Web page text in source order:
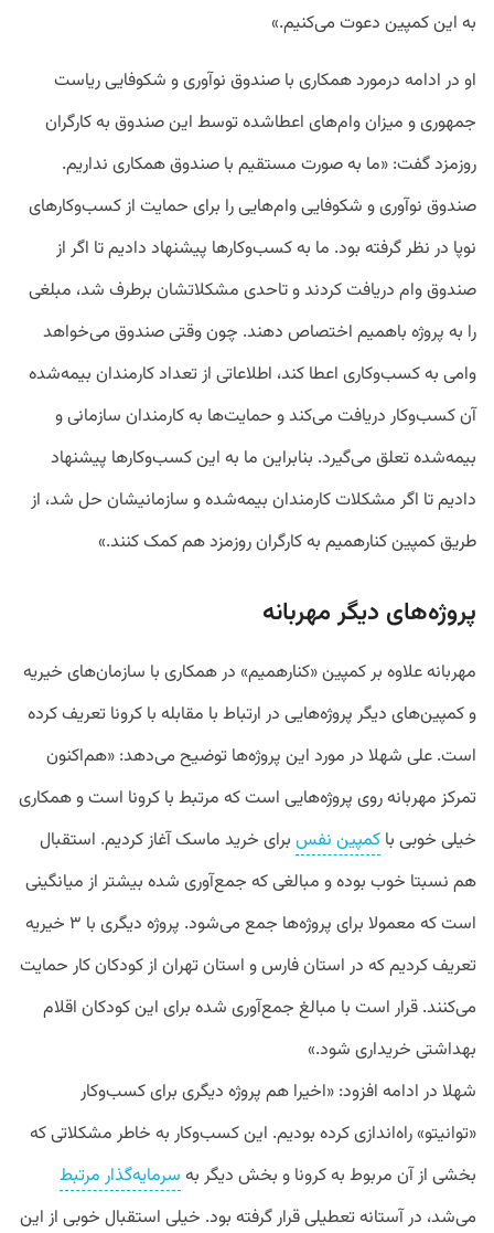
به این کمپین دعوت می‌کنیم.»
او در ادامه درمورد همکاری با صندوق نوآوری و شکوفایی ریاست
جمهوری و میزان وام‌های اعطاشده توسط این صندوق به کارگران
روزمزد گفت: «ما به صورت مستقیم با صندوق همکاری نداریم.
صندوق نوآوری و شکوفایی وام‌هایی را برای حمایت از کسب‌وکارهای
نوپا در نظر گرفته بود. ما به کسب‌وکارها پیشنهاد دادیم تا اگر از
صندوق وام دریافت کردند و تاحدی مشکلاتشان برطرف شد، مبلغی
را به پروژه باهمیم اختصاص دهند. چون وقتی صندوق می‌خواهد
وامی به کسب‌وکاری اعطا کند، اطلاعاتی از تعداد کارمندان بیمه‌شده
آن کسب‌وکار دریافت می‌کند و حمایت‌ها به کارمندان سازمانی و
بیمه‌شده تعلق می‌گیرد. بنابراین ما به این کسب‌وکارها پیشنهاد
دادیم تا اگر مشکلات کارمندان بیمه‌شده‌ و سازمانیشان حل شد، از
طریق کمپین کنارهمیم به کارگران روزمزد هم کمک کنند.»
پروژه‌های دیگر مهربانه
مهربانه علاوه بر کمپین «کنارهمیم» در همکاری با سازمان‌های خیریه
و کمپین‌های دیگر پروژه‌هایی در ارتباط با مقابله با کرونا تعریف کرده
است. علی شهلا در مورد این پروژه‌ها توضیح می‌دهد: «هم‌اکنون
تمرکز مهربانه روی پروژه‌هایی است که مرتبط با کرونا است و همکاری
خیلی خوبی با کمپین نفس برای خرید ماسک آغاز کردیم. استقبال
هم نسبتا خوب بوده و مبالغی که جمع‌آوری شده بیشتر از میانگینی
است که معمولا برای پروژه‌ها جمع می‌شود. پروژه دیگری با ۳ خیریه
تعریف کردیم که در استان فارس و استان تهران از کودکان کار حمایت
می‌کنند. قرار است با مبالغ جمع‌آوری شده برای این کودکان اقلام
بهداشتی خریداری شود.»
شهلا در ادامه افزود: «اخیرا هم پروژه دیگری برای کسب‌وکار
«توانیتو» راه‌اندازی کرده بودیم. این کسب‌وکار به خاطر مشکلاتی که
بخشی از آن مربوط به کرونا و بخش دیگر به سرمایه‌گذار مرتبط
می‌شد، در آستانه تعطیلی قرار گرفته بود. خیلی استقبال خوبی از این